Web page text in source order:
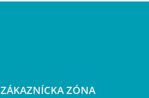
ZÁKAZNÍCKA ZÓNA